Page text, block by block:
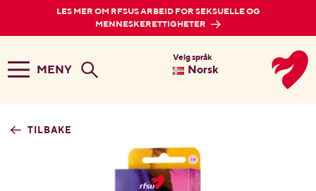
LES MER OM RFSUS ARBEID FOR SEKSUELLE OG
MENNESKERETTIGHETER
MENY
Velg språk
Norsk
TILBAKE